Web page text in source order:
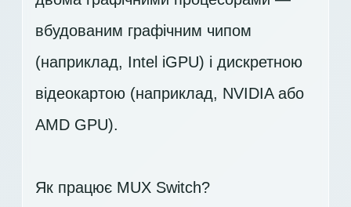
вбудованим графічним чипом
(наприклад, Intel iGPU) і дискретною
відеокартою (наприклад, NVIDIA або
AMD GPU).
Як працює MUX Switch?